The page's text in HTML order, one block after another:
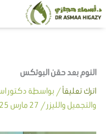
تخطي
إلى
النوم بعد حقن البوتكس
اترك تعليقاً/ بواسطة دكتور
والتجميل والليزر/ 27 مارس 2025